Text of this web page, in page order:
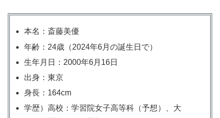
本名：斎藤美優
年齢：24歳（2024年6月の誕生日で）
生年月日：2000年6月16日
出身：東京
身長：164cm
学歴）高校：学習院女子高等科（予想）、大